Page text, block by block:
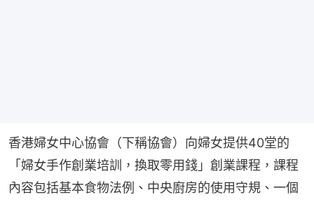
香港婦女中心協會（下稱協會）向婦女提供40堂的
「婦女手作創業培訓，換取零用錢」創業課程，課程
內容包括基本食物法例、中央廚房的使用守規、一個